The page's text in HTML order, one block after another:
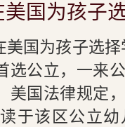
国为孩子
美国为孩子选
选公立，一来
美国法律规定
于该区公立